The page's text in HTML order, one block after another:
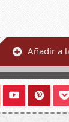
Añadir a